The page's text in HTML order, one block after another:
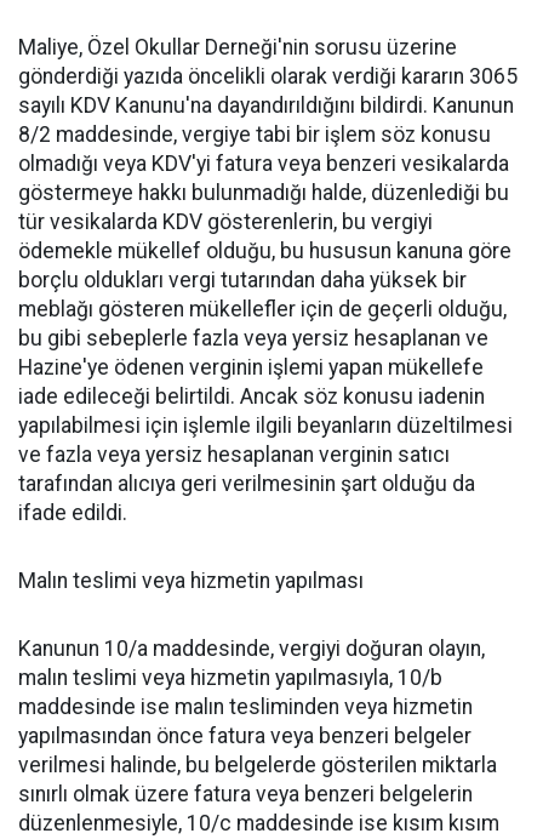
Maliye, Özel Okullar Derneği'nin sorusu üzerine
gönderdiği yazıda öncelikli olarak verdiği kararın 3065
sayılı KDV Kanunu'na dayandırıldığını bildirdi. Kanunun
8/2 maddesinde, vergiye tabi bir işlem söz konusu
olmadığı veya KDV'yi fatura veya benzeri vesikalarda
göstermeye hakkı bulunmadığı halde, düzenlediği bu
tür vesikalarda KDV gösterenlerin, bu vergiyi
ödemekle mükellef olduğu, bu hususun kanuna göre
borçlu oldukları vergi tutarından daha yüksek bir
meblağı gösteren mükellefler için de geçerli olduğu,
bu gibi sebeplerle fazla veya yersiz hesaplanan ve
Hazine'ye ödenen verginin işlemi yapan mükellefe
iade edileceği belirtildi. Ancak söz konusu iadenin
yapılabilmesi için işlemle ilgili beyanların düzeltilmesi
ve fazla veya yersiz hesaplanan verginin satıcı
tarafından alıcıya geri verilmesinin şart olduğu da
ifade edildi.
Malın teslimi veya hizmetin yapılması
Kanunun 10/a maddesinde, vergiyi doğuran olayın,
malın teslimi veya hizmetin yapılmasıyla, 10/b
maddesinde ise malın tesliminden veya hizmetin
yapılmasından önce fatura veya benzeri belgeler
verilmesi halinde, bu belgelerde gösterilen miktarla
sınırlı olmak üzere fatura veya benzeri belgelerin
düzenlenmesiyle, 10/c maddesinde ise kısım kısım